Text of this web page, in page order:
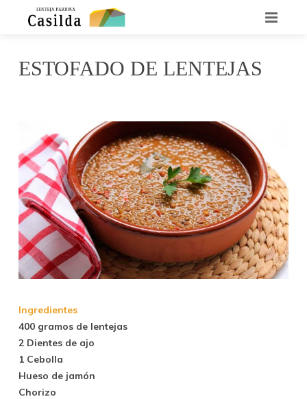
RECETARIO
DÓNDE ENCONTRARNOS
CONTACTO
NOTICIAS
ESTOFADO DE LENTEJAS
Ingredientes
400 gramos de lentejas
2 Dientes de ajo
1 Cebolla
Hueso de jamón
Chorizo